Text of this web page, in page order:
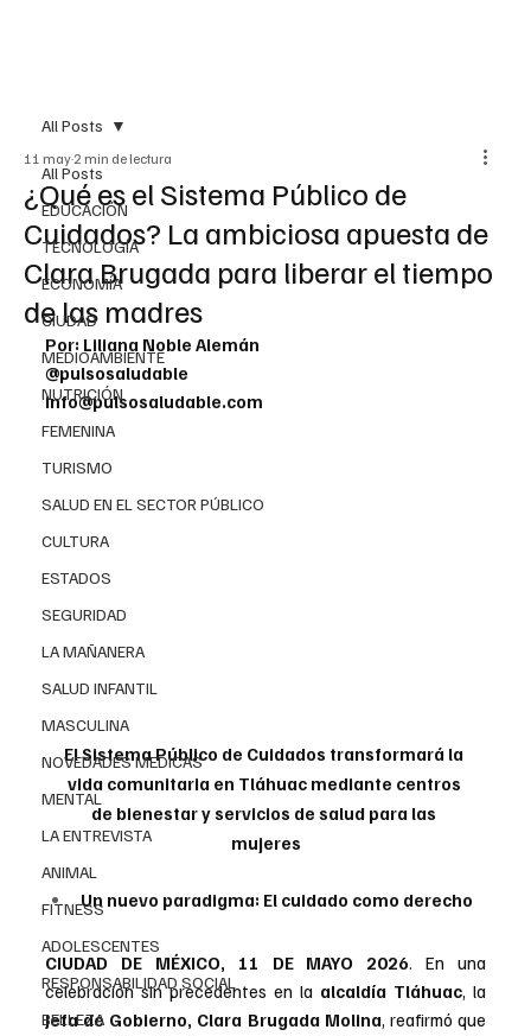
All Posts
EDUCACIÓN
TECNOLOGÍA
ECONOMÍA
CIUDAD
MEDIOAMBIENTE
NUTRICIÓN
FEMENINA
TURISMO
SALUD EN EL SECTOR PÚBLICO
CULTURA
ESTADOS
SEGURIDAD
LA MAÑANERA
SALUD INFANTIL
MASCULINA
NOVEDADES MEDICAS
MENTAL
LA ENTREVISTA
ANIMAL
FITNESS
ADOLESCENTES
RESPONSABILIDAD SOCIAL
BELLEZA
All Posts
¿Qué es el Sistema Público de
Cuidados? La ambiciosa apuesta de
Clara Brugada para liberar el tiempo
de las madres
11 may 2 min de lectura
Por: Liliana Noble Alemán
@pulsosaludable
info@pulsosaludable.com
El Sistema Público de Cuidados transformará la
vida comunitaria en Tláhuac mediante centros
de bienestar y servicios de salud para las
mujeres
Un nuevo paradigma: El cuidado como derecho
CIUDAD DE MÉXICO, 11 DE MAYO 2026. En una
celebración sin precedentes en la alcaldía Tláhuac
Jefa de Gobierno, Clara Brugada Molina, reafirmó que